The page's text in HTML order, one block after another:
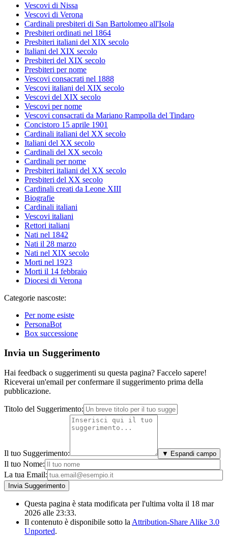
Vescovi di Nissa
Vescovi di Verona
Cardinali presbiteri di San Bartolomeo all'Isola
Presbiteri ordinati nel 1864
Presbiteri italiani del XIX secolo
Italiani del XIX secolo
Presbiteri del XIX secolo
Presbiteri per nome
Vescovi consacrati nel 1888
Vescovi italiani del XIX secolo
Vescovi del XIX secolo
Vescovi per nome
Vescovi consacrati da Mariano Rampolla del Tindaro
Concistoro 15 aprile 1901
Cardinali italiani del XX secolo
Italiani del XX secolo
Cardinali del XX secolo
Cardinali per nome
Presbiteri italiani del XX secolo
Presbiteri del XX secolo
Cardinali creati da Leone XIII
Biografie
Cardinali italiani
Vescovi italiani
Rettori italiani
Nati nel 1842
Nati il 28 marzo
Nati nel XIX secolo
Morti nel 1923
Morti il 14 febbraio
Diocesi di Verona
Categorie nascoste:
Per nome esiste
PersonaBot
Box successione
Invia un Suggerimento
Hai feedback o suggerimenti su questa pagina? Faccelo sapere!
Riceverai un'email per confermare il suggerimento prima della
pubblicazione.
Titolo del Suggerimento:
Il tuo Suggerimento: ▼ Espandi campo
Il tuo Nome:
La tua Email:
Questa pagina è stata modificata per l'ultima volta il 18 mar
2026 alle 23:33.
Il contenuto è disponibile sotto la Attribution-Share Alike 3.0
Unported.